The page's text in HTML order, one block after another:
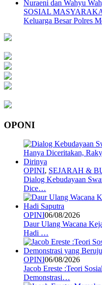
SOSIAL
Keluarga Besar Polres
OPONI
OPINI, SEJARAH &
Dialog Kebudayaan
Dice…
OPINI06/08/2026
Daur Ulang Wacana
Hadi …
OPINI06/08/2026
Jacob Ereste :Teori
Demonstrasi…